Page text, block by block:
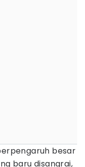
besar
baru disangrai,